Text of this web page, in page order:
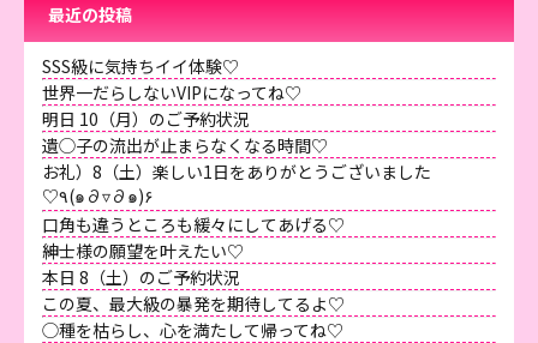
最近の投稿
SSS級に気持ちイイ体験♡
世界一だらしないVIPになってね♡
明日 10（月）のご予約状況
遺◯子の流出が止まらなくなる時間♡
お礼）8（土）楽しい1日をありがとうございました
♡٩(๑∂▿∂๑)۶
口角も違うところも緩々にしてあげる♡
紳士様の願望を叶えたい♡
本日 8（土）のご予約状況
この夏、最大級の暴発を期待してるよ♡
◯種を枯らし、心を満たして帰ってね♡